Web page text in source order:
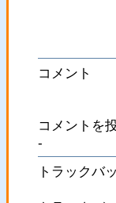
コメント
コメントを
-
トラックバ